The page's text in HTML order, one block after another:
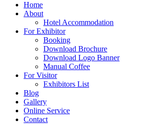
Home
About
Hotel Accommodation
For Exhibitor
Booking
Download Brochure
Download Logo Banner
Manual Coffee
For Visitor
Exhibitors List
Blog
Gallery
Online Service
Contact